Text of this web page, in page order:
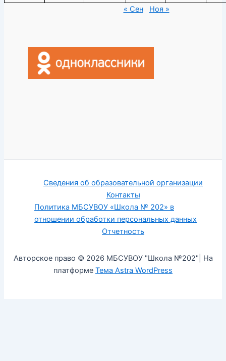
« Сен
Ноя »
Сведения об образовательной организации
Контакты
Политика МБСУВОУ «Школа № 202» в
отношении обработки персональных данных
Отчетность
Авторское право © 2026 МБСУВОУ "Школа №202"| На
платформе Тема Astra WordPress